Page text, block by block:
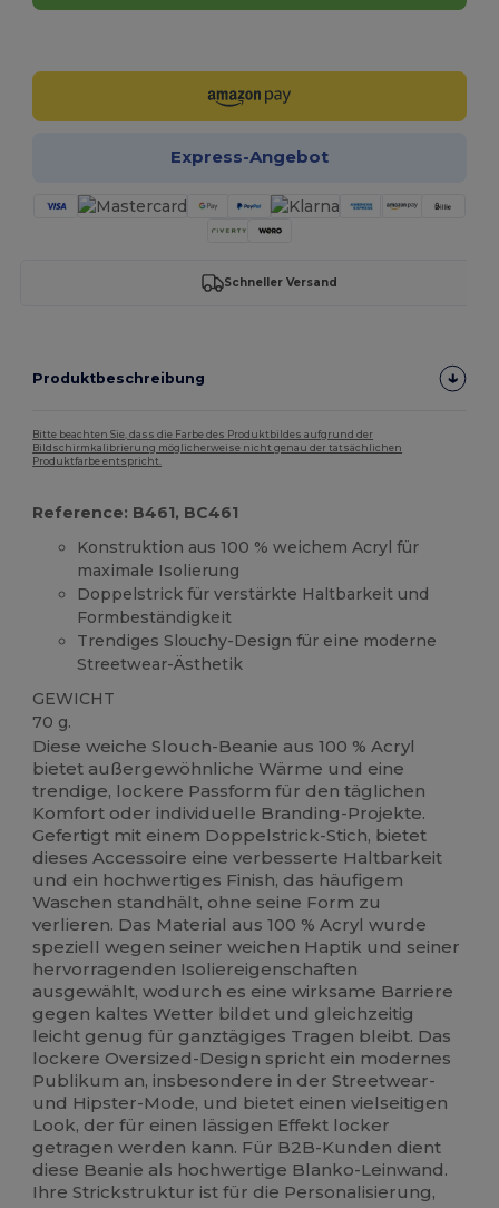
Express-Angebot
Schneller Versand
Produktbeschreibung
Bitte beachten Sie, dass die Farbe des Produktbildes aufgrund der
Bildschirmkalibrierung möglicherweise nicht genau der tatsächlichen
Produktfarbe entspricht.
Reference: B461, BC461
Konstruktion aus 100 % weichem Acryl für
maximale Isolierung
Doppelstrick für verstärkte Haltbarkeit und
Formbeständigkeit
Trendiges Slouchy-Design für eine moderne
Streetwear-Ästhetik
GEWICHT
70 g.
Diese weiche Slouch-Beanie aus 100 % Acryl
bietet außergewöhnliche Wärme und eine
trendige, lockere Passform für den täglichen
Komfort oder individuelle Branding-Projekte.
Gefertigt mit einem Doppelstrick-Stich, bietet
dieses Accessoire eine verbesserte Haltbarkeit
und ein hochwertiges Finish, das häufigem
Waschen standhält, ohne seine Form zu
verlieren. Das Material aus 100 % Acryl wurde
speziell wegen seiner weichen Haptik und seiner
hervorragenden Isoliereigenschaften
ausgewählt, wodurch es eine wirksame Barriere
gegen kaltes Wetter bildet und gleichzeitig
leicht genug für ganztägiges Tragen bleibt. Das
lockere Oversized-Design spricht ein modernes
Publikum an, insbesondere in der Streetwear-
und Hipster-Mode, und bietet einen vielseitigen
Look, der für einen lässigen Effekt locker
getragen werden kann. Für B2B-Kunden dient
diese Beanie als hochwertige Blanko-Leinwand.
Ihre Strickstruktur ist für die Personalisierung,